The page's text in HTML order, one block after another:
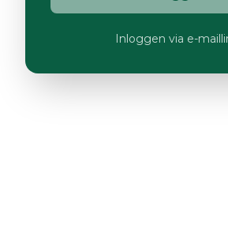
Inloggen via e-